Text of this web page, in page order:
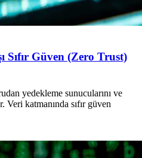
Sıfır Güven (Zero Trust)
yedekleme sunucularını ve
katmanında sıfır güven